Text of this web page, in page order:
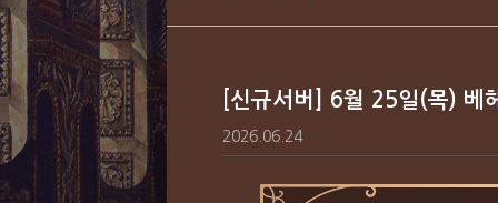
[신규서버] 6월 25일(목) 베
2026.06.24